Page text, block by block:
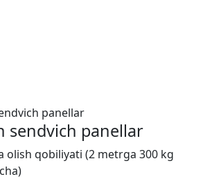
sendvich panellar
olish qobiliyati (2 metrga 300 kg